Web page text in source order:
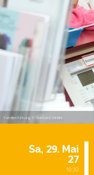
Familienführung © Reinhard Winkler
Sa, 29. Mai
27
10:30